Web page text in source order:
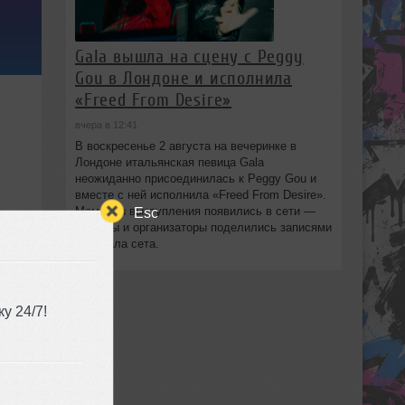
Esc
24/7!
Gala вышла на сцену с Peggy
Gou в Лондоне и исполнила
«Freed From Desire»
вчера в 12:41
В воскресенье 2 августа на вечеринке в
Лондоне итальянская певица Gala
неожиданно присоединилась к Peggy Gou и
вместе с ней исполнила «Freed From Desire».
Моменты выступления появились в сети —
артисты и организаторы поделились записями
с финала сета.